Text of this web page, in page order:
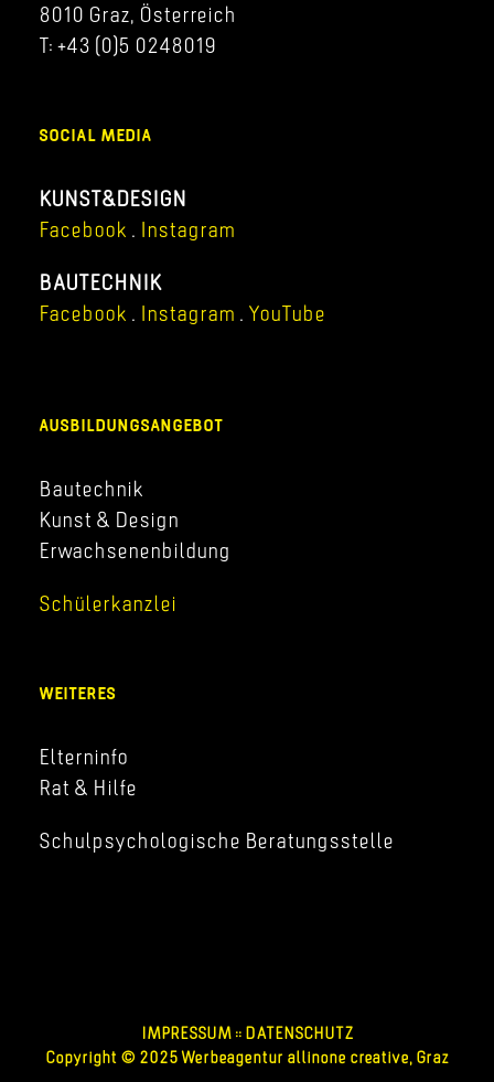
8010 Graz, Österreich
T: +43 (0)5 0248019
SOCIAL MEDIA
KUNST&DESIGN
Facebook . Instagram
BAUTECHNIK
Facebook . Instagram . YouTube
AUSBILDUNGSANGEBOT
Bautechnik
Kunst & Design
Erwachsenenbildung
Schülerkanzlei
WEITERES
Elterninfo
Rat & Hilfe
Schulpsychologische Beratungsstelle
IMPRESSUM:: DATENSCHUTZ
Copyright © 2025 Werbeagentur allinone creative, Graz